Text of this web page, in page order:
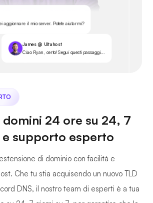
aggiornare il mio server. Potete aiutarmi?
James @ Ultahost
Ciao Ryan, certo! Segui questi passaggi...
domini 24 ore su 24, 7
e supporto esperto
di dominio con facilità e
Che tu stia acquisendo un nuovo TLD
DNS, il nostro team di esperti è a tua